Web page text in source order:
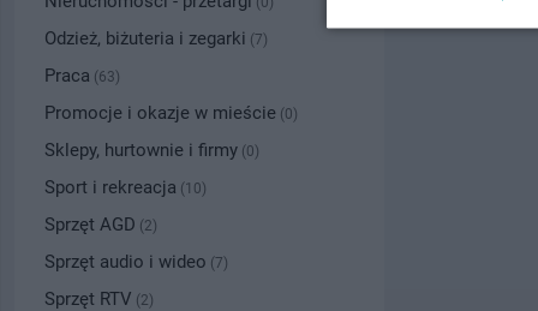
Odzież, biżuteria i zegarki (7)
Praca (63)
Promocje i okazje w mieście (0)
Sklepy, hurtownie i firmy (0)
Sport i rekreacja (10)
Sprzęt AGD (2)
Sprzęt audio i wideo (7)
Sprzęt RTV (2)